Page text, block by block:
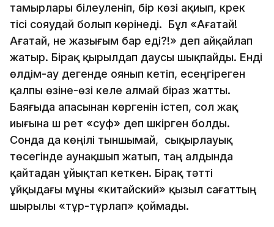
тамырлары білеуленіп, бір көзі ақиып, күрек
тісі сояудай болып көрінеді. Бұл «Ағатай!
Ағатай, не жазығым бар еді?!» деп айқайлап
жатыр. Бірақ қырылдап даусы шықпайды. Енді
өлдім-ау дегенде оянып кетіп, есеңгіреген
қалпы өзіне-өзі келе алмай біраз жатты.
Баяғыда апасынан көргенін істеп, сол жақ
иығына үш рет «суф» деп үшкірген болды.
Сонда да көңілі тыншымай, сықырлауық
төсегінде аунақшып жатып, таң алдында
қайтадан ұйықтап кеткен. Бірақ тәтті
ұйқыдағы мұны «китайский» қызыл сағаттың
шырылы «тұр-тұрлап» қоймады.